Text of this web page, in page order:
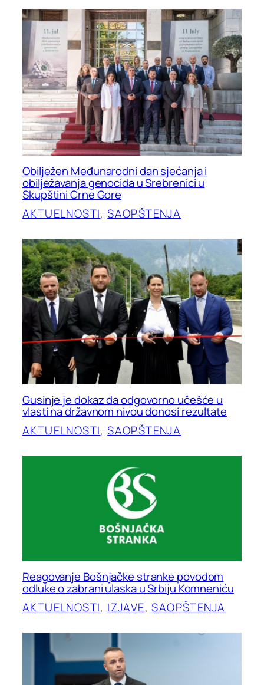
Obilježen Međunarodni dan sjećanja i
obilježavanja genocida u Srebrenici u
Skupštini Crne Gore
AKTUELNOSTI, SAOPŠTENJA
Gusinje je dokaz da odgovorno učešće u
vlasti na državnom nivou donosi rezultate
AKTUELNOSTI, SAOPŠTENJA
Reagovanje Bošnjačke stranke povodom
odluke o zabrani ulaska u Srbiju Komneniću
AKTUELNOSTI, IZJAVE, SAOPŠTENJA